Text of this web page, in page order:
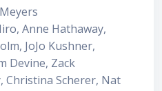
Anne Hathaway,
JoJo Kushner,
Devine, Zack
Christina Scherer, Nat